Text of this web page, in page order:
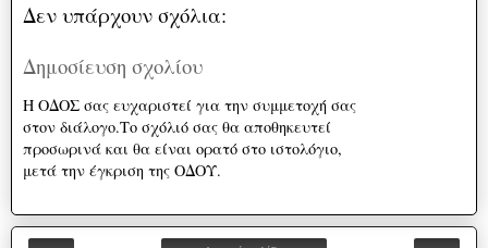
Δεν υπάρχουν σχόλια:
Δημοσίευση σχολίου
Η ΟΔΟΣ σας ευχαριστεί για την συμμετοχή σας
στον διάλογο.Το σχόλιό σας θα αποθηκευτεί
προσωρινά και θα είναι ορατό στο ιστολόγιο,
μετά την έγκριση της ΟΔΟΥ.